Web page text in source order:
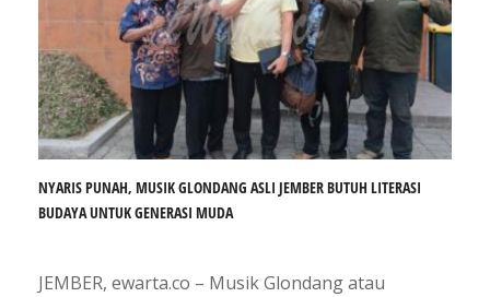
NYARIS PUNAH, MUSIK GLONDANG ASLI JEMBER BUTUH LITERASI
BUDAYA UNTUK GENERASI MUDA
JEMBER, ewarta.co – Musik Glondang atau